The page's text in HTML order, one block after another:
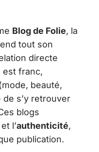
Blog de Folie, la
tout son
directe
est franc,
beauté,
s’y retrouver
blogs
et l’authenticité,
publication.